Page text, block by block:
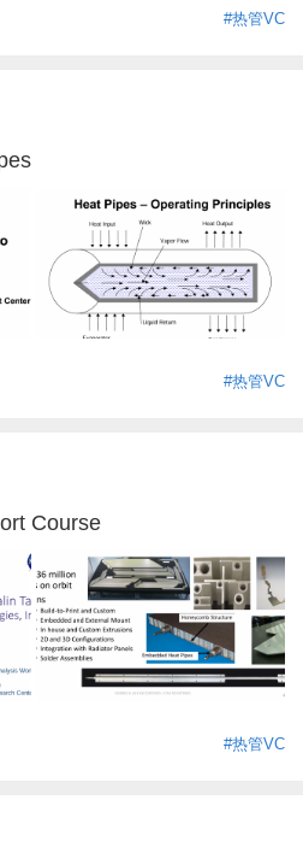
#热管VC
#热管VC
Course
#热管VC